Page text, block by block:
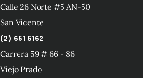
Calle 26 Norte #5 AN-50
San Vicente
(2) 651 5162
Carrera 59 # 66 - 86
Viejo Prado